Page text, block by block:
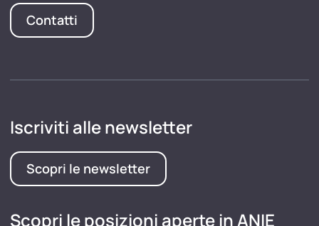
Contatti
Iscriviti alle newsletter
Scopri le newsletter
Scopri le posizioni aperte in ANIE